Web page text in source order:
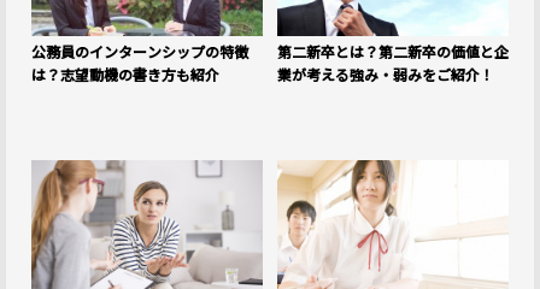
公務員のインターンシップの特徴
は？志望動機の書き方も紹介
第二新卒とは？第二新卒の価値と企
業が考える強み・弱みをご紹介！